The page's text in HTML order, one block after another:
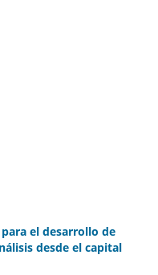
el desarrollo de
desde el capital